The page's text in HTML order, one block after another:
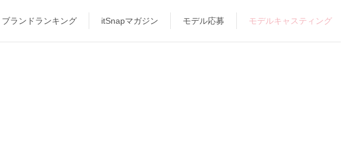
ブランドランキング itSnapマガジン モデル応募 モデルキャスティング